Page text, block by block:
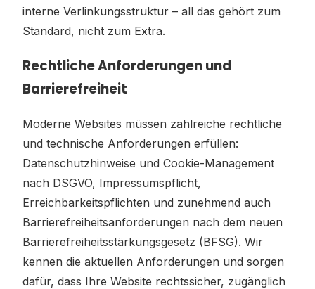
interne Verlinkungsstruktur – all das gehört zum
Standard, nicht zum Extra.
Rechtliche Anforderungen und
Barrierefreiheit
Moderne Websites müssen zahlreiche rechtliche
und technische Anforderungen erfüllen:
Datenschutzhinweise und Cookie-Management
nach DSGVO, Impressumspflicht,
Erreichbarkeitspflichten und zunehmend auch
Barrierefreiheitsanforderungen nach dem neuen
Barrierefreiheitsstärkungsgesetz (BFSG). Wir
kennen die aktuellen Anforderungen und sorgen
dafür, dass Ihre Website rechtssicher, zugänglich